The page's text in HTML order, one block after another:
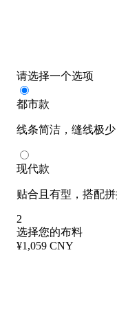
请选择一个选项
都市款
线条简洁，缝线极
现代款
贴合且有型，搭配
2
选择您的布料
¥1,059 CNY